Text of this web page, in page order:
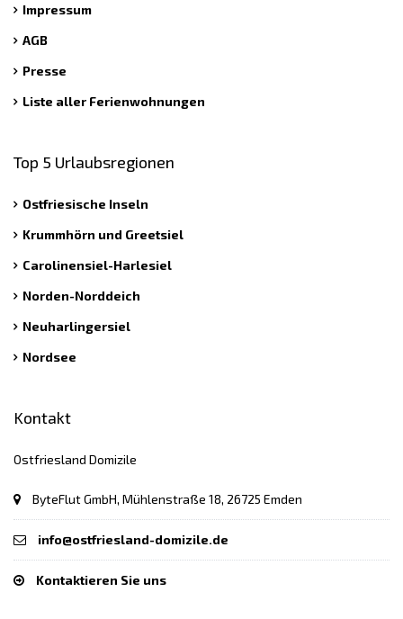
Impressum
AGB
Presse
Liste aller Ferienwohnungen
Top 5 Urlaubsregionen
Ostfriesische Inseln
Krummhörn und Greetsiel
Carolinensiel-Harlesiel
Norden-Norddeich
Neuharlingersiel
Nordsee
Kontakt
Ostfriesland Domizile
ByteFlut GmbH, Mühlenstraße 18, 26725 Emden
info@ostfriesland-domizile.de
Kontaktieren Sie uns